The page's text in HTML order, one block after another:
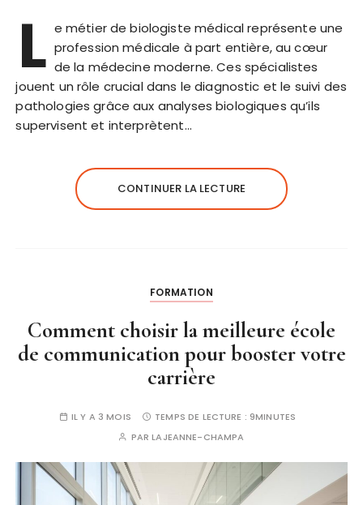
L e métier de biologiste médical représente une
profession médicale à part entière, au cœur
de la médecine moderne. Ces spécialistes
jouent un rôle crucial dans le diagnostic et le suivi des
pathologies grâce aux analyses biologiques qu’ils
supervisent et interprètent…
CONTINUER LA LECTURE
FORMATION
Comment choisir la meilleure école
de communication pour booster votre
carrière
IL Y A 3 MOIS TEMPS DE LECTURE : 9MINUTES
PARLAJEANNE-CHAMPA